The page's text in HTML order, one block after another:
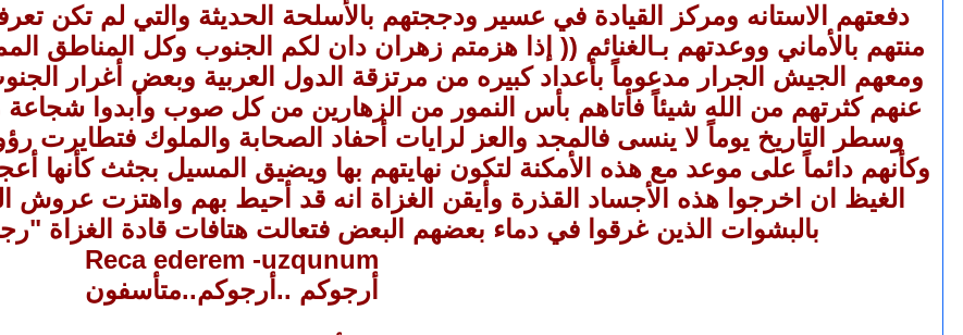
دفعتهم الاستانه ومركز القيادة في عسير ودججتهم بالأسلحة الحديثة والتي لم تكن
منتهم بالأماني ووعدتهم بـالغنائم (( إذا هزمتم زهران دان لكم الجنوب وكل المناطق
ومعهم الجيش الجرار مدعوماً بأعداد كبيره من مرتزقة الدول العربية وبعض أغرار
عنهم كثرتهم من الله شيئاً فأتاهم بأس النمور من الزهارين من كل صوب وأبدوا شجاعة
وسطر التاريخ يوماً لا ينسى فالمجد والعز لرايات أحفاد الصحابة والملوك فتطايرت
وكأنهم دائماً على موعد مع هذه الأمكنة لتكون نهايتهم بها ويضيق المسيل بجثث كأنها
الغيظ ان اخرجوا هذه الأجساد القذرة وأيقن الغزاة انه قد أحيط بهم واهتزت عروش
بالبشوات الذين غرقوا في دماء بعضهم البعض فتعالت هتافات قادة الغزاة
Reca ederem -uzqunum
أرجوكم ..أرجوكم..متأسفون